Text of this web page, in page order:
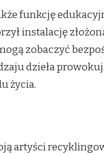
funkcję
instalację
zobaczyć
dzieła
życia.
artyści